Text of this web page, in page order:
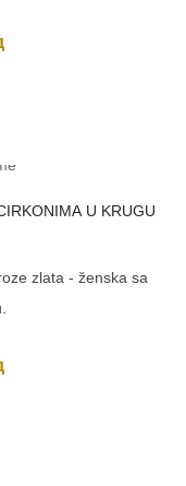
U KRUGU
zlata - ženska sa